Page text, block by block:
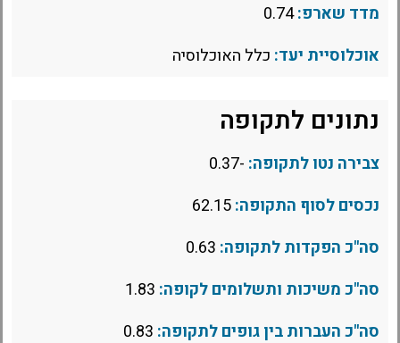
מדד שארפ:0.74
אוכלוסיית יעד: כלל האוכלוסיה
נתונים לתקופה
צבירה נטו לתקופה: -0.37
נכסים לסוף התקופה:
סה"כ הפקדות לתקופה:
סה"כ משיכות ותשלומים לקופה:
סה"כ העברות בין גופים לתקופה: